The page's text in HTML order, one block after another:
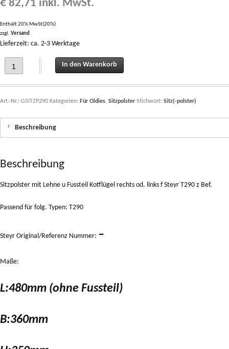
€ 82,71 inkl. MwSt.
Enthält 20% MwSt(20%)
zzgl. Versand
Lieferzeit: ca. 2-3 Werktage
Sitzpolster mit Lehne u Fussteil Kotflügel rechts od. links f Steyr T290 z Bef.
In den Warenkorb
Art.-Nr.: GSITZP290 Kategorien: Für Oldies, Sitzpolster Stichwort: Sitz(-polster)
Beschreibung
Beschreibung
Sitzpolster mit Lehne u Fussteil Kotflügel rechts od. links f Steyr T290 z Bef.
Passend für folg. Typen: T290
Steyr Original/Referenz Nummer: –
Maße:
L:480mm (ohne Fussteil)
B:360mm